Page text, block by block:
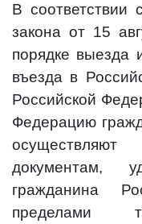
В соответствии
закона от 15
порядке выезда
въезда в
Российской
Федерацию
документам,
гражданина
пределами